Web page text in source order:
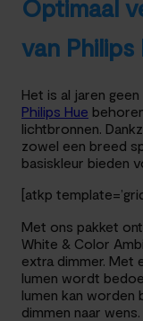
Optimaal
van Philips
Het is al jaren
Philips Hue
lichtbronnen.
zowel een breed
basiskleur bieden
[atkp
Met ons pakket
White & Color
extra dimmer. Met
lumen wordt
lumen kan worden
dimmen naar wens.